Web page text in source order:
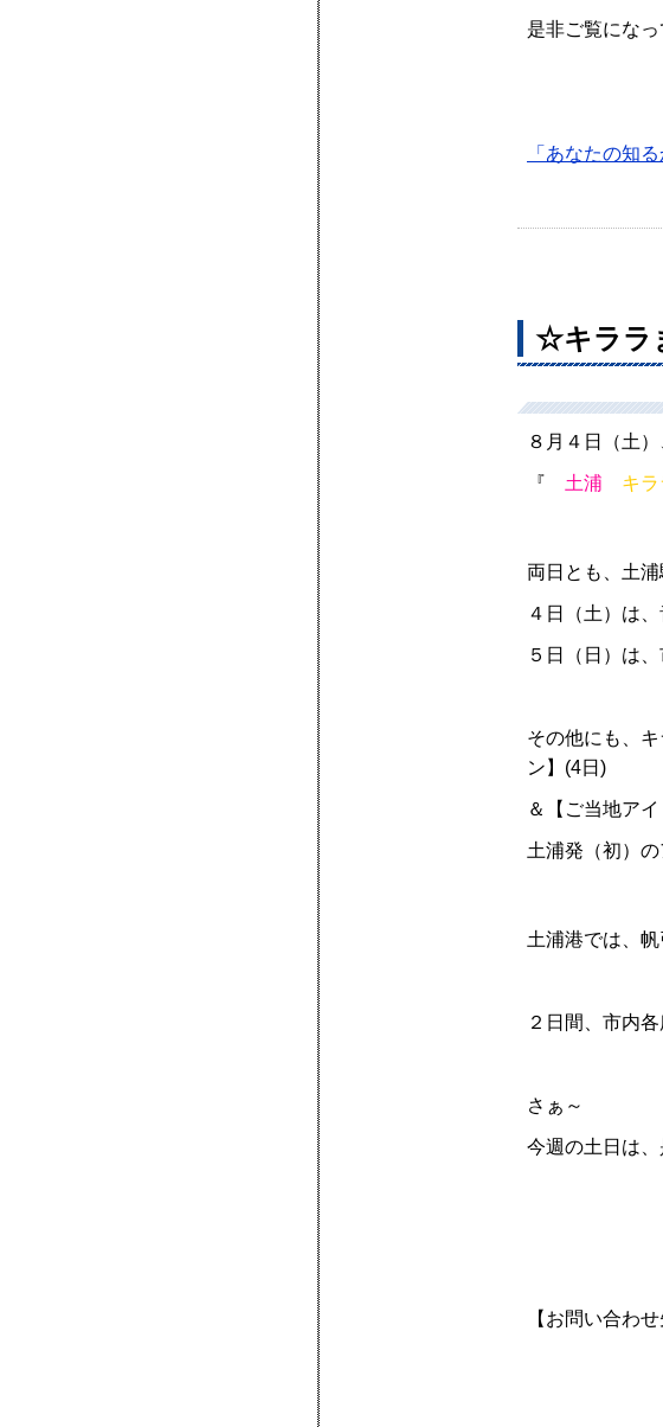
是非ご覧になっ
「あなたの知
☆キララ
８月４日（土）
『 土浦 キラ
両日とも、土
４日（土）は
５日（日）は
その他にも、
ン】(4日)
＆【ご当地ア
土浦発（初）
土浦港では、
２日間、市内
さぁ～
今週の土日は
【お問い合